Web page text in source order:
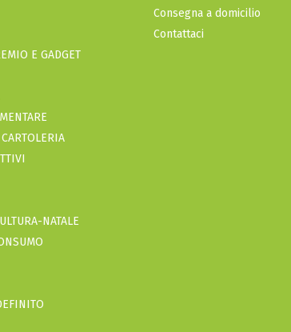
E GADGET
NATALE
Consegna a domicilio
Contattaci